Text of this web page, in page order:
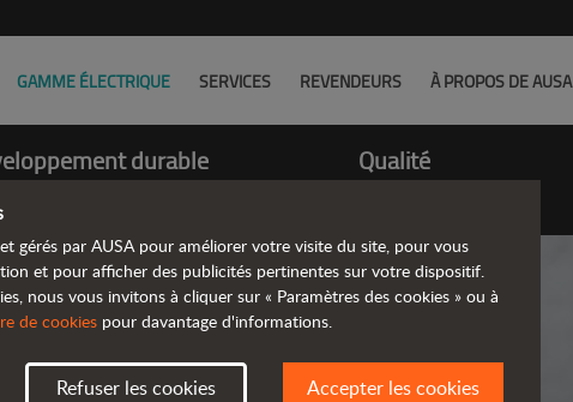
GAMME ÉLECTRIQUE SERVICES REVENDEURS À PROPOS DE AUSA
durable Qualité
AUSA
gérés par AUSA pour améliorer votre visite du site, pour vous
et pour afficher des publicités pertinentes sur votre dispositif.
nous vous invitons à cliquer sur « Paramètres des cookies » ou à
de cookies pour davantage d'informations.
Refuser les cookies Accepter les cookies